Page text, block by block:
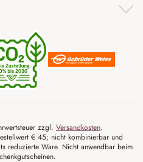
zzgl. Versandkosten.
€ 45; nicht kombinierbar und
reduzierte Ware. Nicht anwendbar beim